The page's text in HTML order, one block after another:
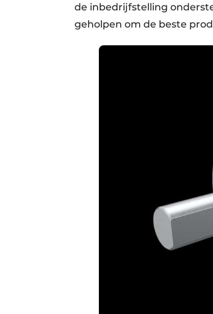
de inbedrijfstelling
geholpen om de beste